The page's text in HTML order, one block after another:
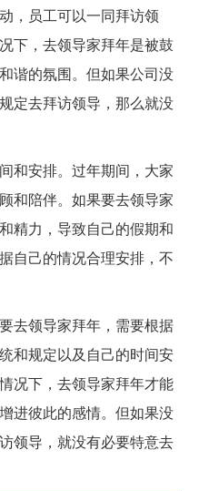
，员工可以一同拜访领
下，去领导家拜年是被鼓
谐的氛围。但如果公司没
定去拜访领导，那么就没
和安排。过年期间，大家
和陪伴。如果要去领导家
精力，导致自己的假期和
自己的情况合理安排，不
去领导家拜年，需要根据
和规定以及自己的时间安
况下，去领导家拜年才能
进彼此的感情。但如果没
领导，就没有必要特意去